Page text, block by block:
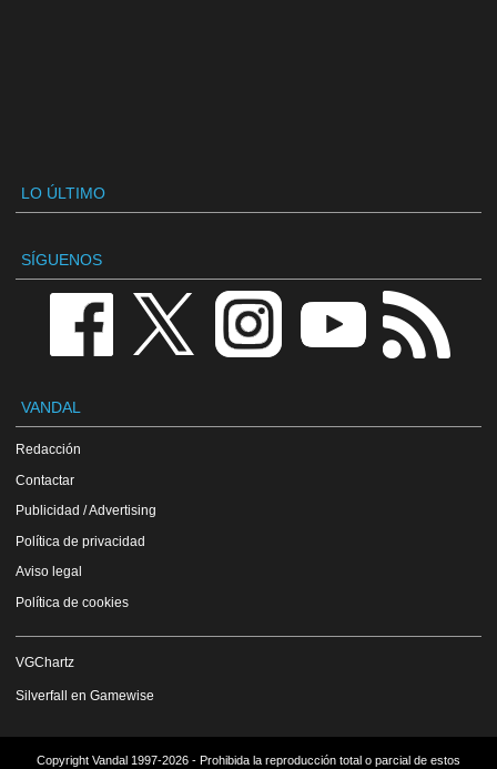
LO ÚLTIMO
SÍGUENOS
VANDAL
Redacción
Contactar
Publicidad / Advertising
Política de privacidad
Aviso legal
Política de cookies
VGChartz
Silverfall en Gamewise
Copyright Vandal 1997-2026 - Prohibida la reproducción total o parcial de estos